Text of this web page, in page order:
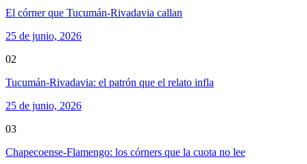
El córner que Tucumán-Rivadavia callan
25 de junio, 2026
02
Tucumán-Rivadavia: el patrón que el relato infla
25 de junio, 2026
03
Chapecoense-Flamengo: los córners que la cuota no lee